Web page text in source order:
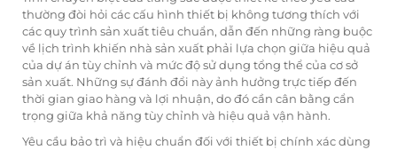
thường đòi hỏi các cấu hình thiết bị không tương thích với
các quy trình sản xuất tiêu chuẩn, dẫn đến những ràng buộc
về lịch trình khiến nhà sản xuất phải lựa chọn giữa hiệu quả
của dự án tùy chỉnh và mức độ sử dụng tổng thể của cơ sở
sản xuất. Những sự đánh đổi này ảnh hưởng trực tiếp đến
thời gian giao hàng và lợi nhuận, do đó cần cân bằng cẩn
trọng giữa khả năng tùy chỉnh và hiệu quả vận hành.
Yêu cầu bảo trì và hiệu chuẩn đối với thiết bị chính xác dùng